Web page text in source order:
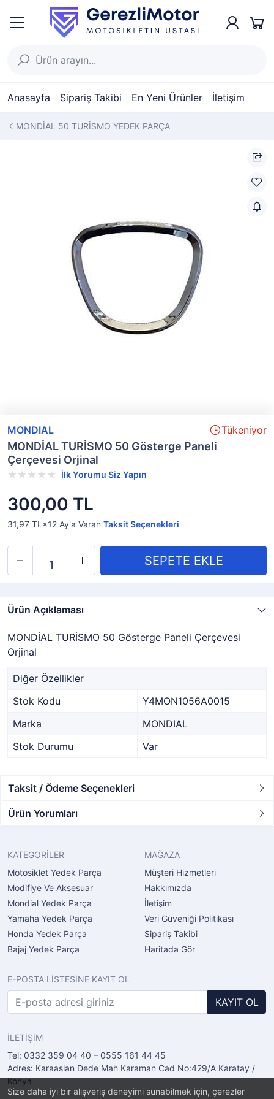
Anasayfa Sipariş Takibi En Yeni Ürünler İletişim
Size daha iyi bir alışveriş deneyimi sunabilmek için, çerezler
MONDİAL 50 TURİSMO YEDEK PARÇA
MONDIAL Tükeniyor
MONDİAL TURİSMO 50 Gösterge Paneli
Çerçevesi Orjinal
İlk Yorumu Siz Yapın
300,00 TL
31,97 TL×12 Ay'a Varan Taksit Seçenekleri
Ürün Açıklaması
MONDİAL TURİSMO 50 Gösterge Paneli Çerçevesi
Orjinal
Diğer Özellikler
Stok Kodu
Y4MON1056A0015
Marka
MONDIAL
Stok Durumu
Var
Taksit / Ödeme Seçenekleri
Ürün Yorumları
KATEGORİLER
Motosiklet Yedek Parça
Modifiye Ve Aksesuar
Mondial Yedek Parça
Yamaha Yedek Parça
Honda Yedek Parça
Bajaj Yedek Parça
MAĞAZA
Müşteri Hizmetleri
Hakkımızda
İletişim
Veri Güveniği Politikası
Sipariş Takibi
Haritada Gör
E-POSTA LİSTESİNE KAYIT OL
KAYIT OL
İLETİŞİM
Tel: 0332 359 04 40 – 0555 161 44 45
Adres: Karaaslan Dede Mah Karaman Cad No:429/A Karatay /
Konya